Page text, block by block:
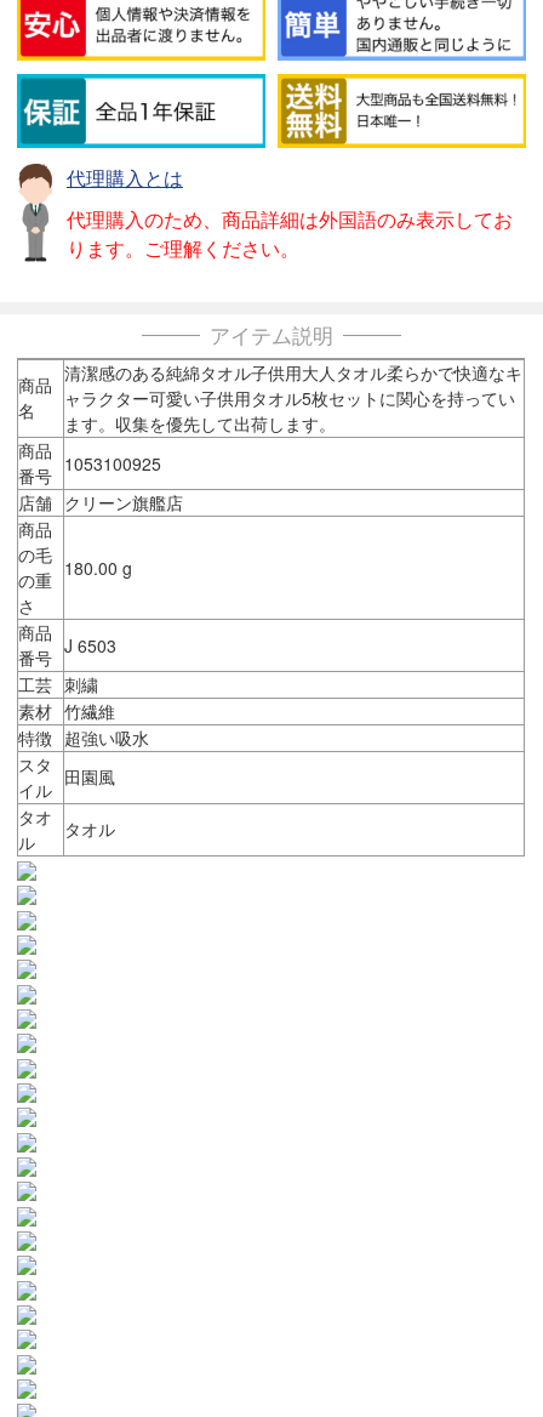
代理購入とは
代理購入のため、商品詳細は外国語のみ表示してお
ります。ご理解ください。
アイテム説明
商品
名
清潔感のある純綿タオル子供用大人タオル柔らかで快適なキ
ャラクター可愛い子供用タオル5枚セットに関心を持ってい
ます。収集を優先して出荷します。
商品
番号 1053100925
店舗 クリーン旗艦店
商品
の毛
の重
さ
180.00 g
商品
番号 J 6503
工芸 刺繍
素材 竹繊維
特徴 超強い吸水
スタ
イル
田園風
タオ
ル
タオル